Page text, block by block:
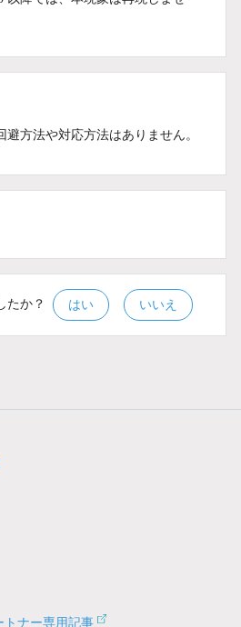
方法や対応方法はありません。
たか？ はい いいえ
トナー専用記事